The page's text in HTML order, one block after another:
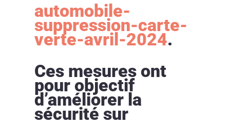
automobile-
suppression-carte-
verte-avril-2024.
Ces mesures ont
pour objectif
d’améliorer la
sécurité sur